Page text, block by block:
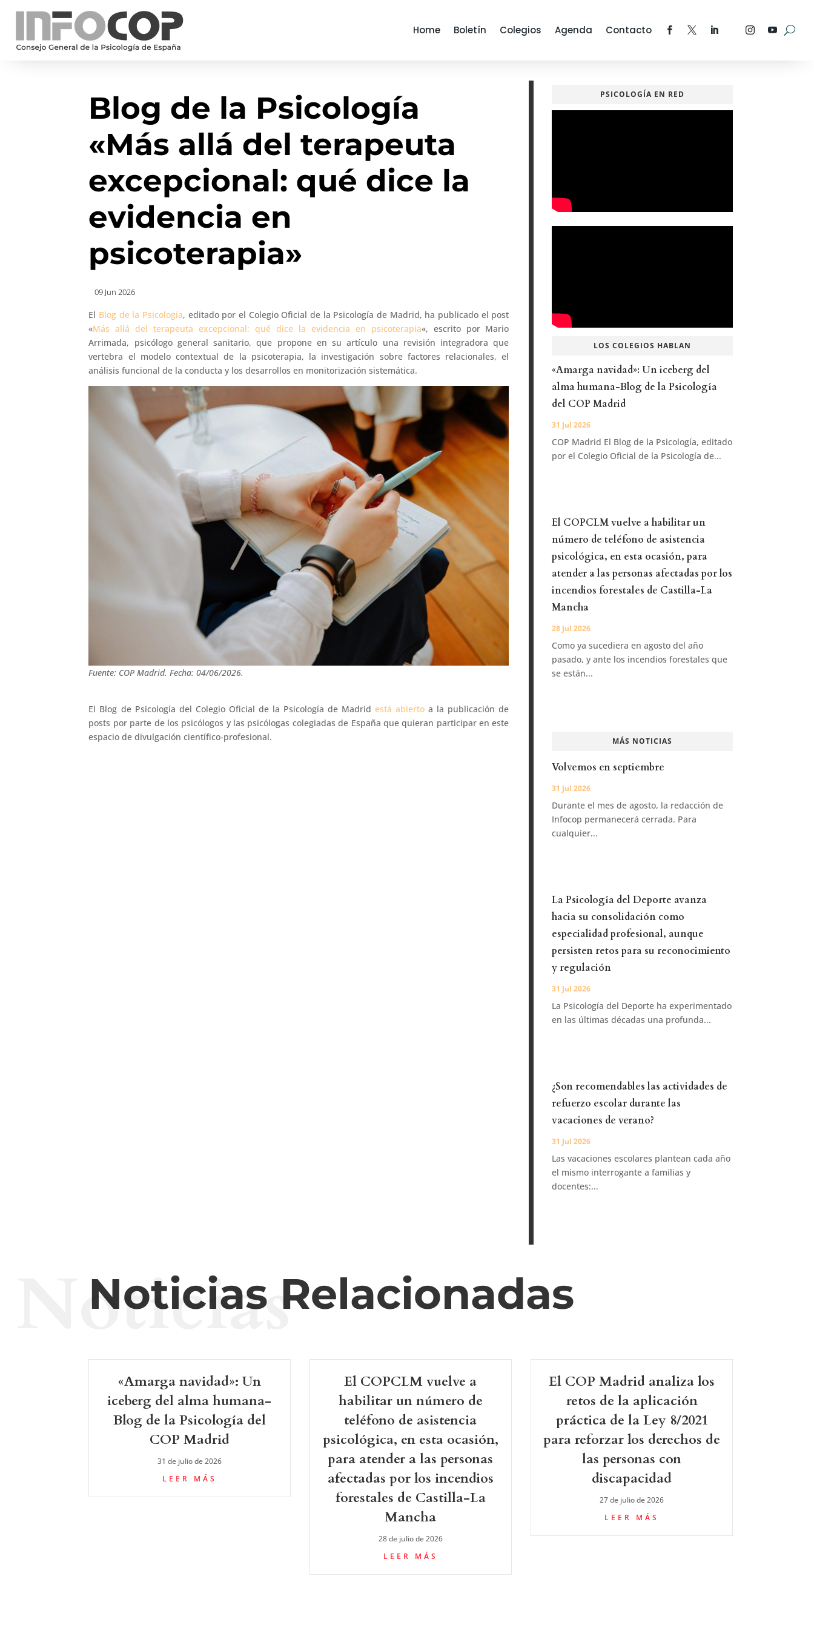
Home Boletín Colegios Agenda Contacto
Blog de la Psicología
«Más allá del terapeuta
excepcional: qué dice la
evidencia en
psicoterapia»
09 Jun 2026
El Blog de la Psicología, editado por el Colegio Oficial de la Psicología de Madrid, ha publicado el post
«Más allá del terapeuta excepcional: qué dice la evidencia en psicoterapia«, escrito por Mario
Arrimada, psicólogo general sanitario, que propone en su artículo una revisión integradora que
vertebra el modelo contextual de la psicoterapia, la investigación sobre factores relacionales, el
análisis funcional de la conducta y los desarrollos en monitorización sistemática.
Fuente: COP Madrid. Fecha: 04/06/2026.
El Blog de Psicología del Colegio Oficial de la Psicología de Madridestá abierto a la publicación de
posts por parte de los psicólogos y las psicólogas colegiadas de España que quieran participar en este
espacio de divulgación científico-profesional.
PSICOLOGÍA EN RED
LOS COLEGIOS HABLAN
«Amarga navidad»: Un iceberg del
alma humana-Blog de la Psicología
del COP Madrid
31 Jul 2026
COP Madrid El Blog de la Psicología, editado
por el Colegio Oficial de la Psicología de...
El COPCLM vuelve a habilitar un
número de teléfono de asistencia
psicológica, en esta ocasión, para
atender a las personas afectadas por los
incendios forestales de Castilla-La
Mancha
28 Jul 2026
Como ya sucediera en agosto del año
pasado, y ante los incendios forestales que
se están...
MÁS NOTICIAS
Volvemos en septiembre
31 Jul 2026
Durante el mes de agosto, la redacción de
Infocop permanecerá cerrada. Para
cualquier...
La Psicología del Deporte avanza
hacia su consolidación como
especialidad profesional, aunque
persisten retos para su reconocimiento
y regulación
31 Jul 2026
La Psicología del Deporte ha experimentado
en las últimas décadas una profunda...
¿Son recomendables las actividades de
refuerzo escolar durante las
vacaciones de verano?
31 Jul 2026
Las vacaciones escolares plantean cada año
el mismo interrogante a familias y
docentes:...
Noticias Relacionadas
Noticias
«Amarga navidad»: Un
iceberg del alma humana-
Blog de la Psicología del
COP Madrid
31 de julio de 2026
LEER MÁS
El COPCLM vuelve a
habilitar un número de
teléfono de asistencia
psicológica, en esta ocasión,
para atender a las personas
afectadas por los incendios
forestales de Castilla-La
Mancha
28 de julio de 2026
LEER MÁS
El COP Madrid analiza los
retos de la aplicación
práctica de la Ley 8/2021
para reforzar los derechos de
las personas con
discapacidad
27 de julio de 2026
LEER MÁS